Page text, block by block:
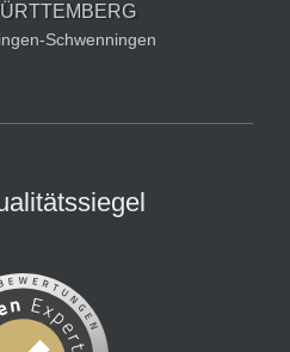
Schwenningen